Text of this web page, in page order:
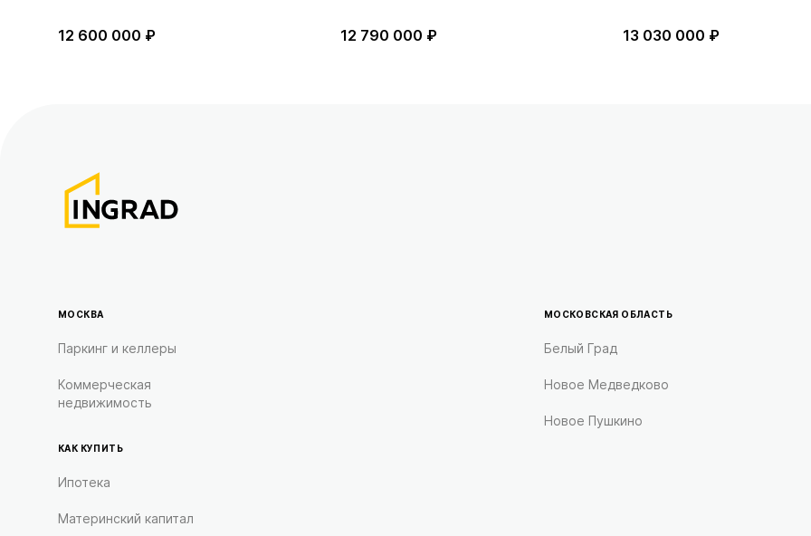
12 600 000 ₽ 12 790 000 ₽ 13 030 000 ₽
МОСКВА
Паркинг и келлеры
Коммерческая
недвижимость
КАК КУПИТЬ
Ипотека
Материнский капитал
МОСКОВСКАЯ ОБЛАСТЬ
Белый Град
Новое Медведково
Новое Пушкино